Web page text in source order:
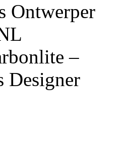
Ontwerper
–
Designer